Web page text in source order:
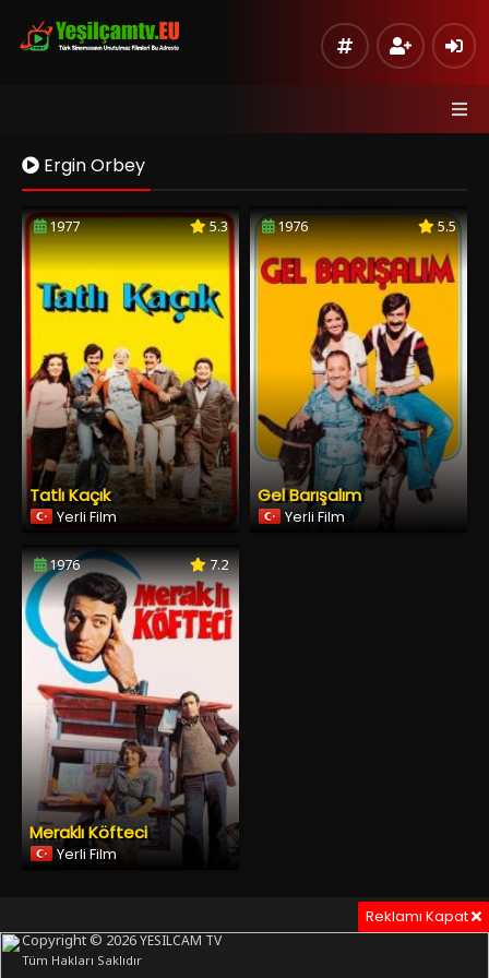
Ergin Orbey
1977 5.3
Tatlı Kaçık
Yerli Film
1976 5.5
Gel Barışalım
Yerli Film
1976 7.2
Meraklı Köfteci
Yerli Film
Copyright © 2026YESILCAM TV
Tüm Hakları Saklıdır
Reklamı Kapat